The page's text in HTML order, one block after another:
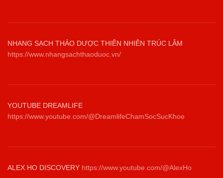
NHANG SẠCH THẢO DƯỢC THIÊN NHIÊN TRÚC LÂM
https://www.nhangsachthaoduoc.vn/
YOUTUBE DREAMLIFE
https://www.youtube.com/@DreamlifeChamSocSucKhoe
ALEX HO DISCOVERY https://www.youtube.com/@AlexHo